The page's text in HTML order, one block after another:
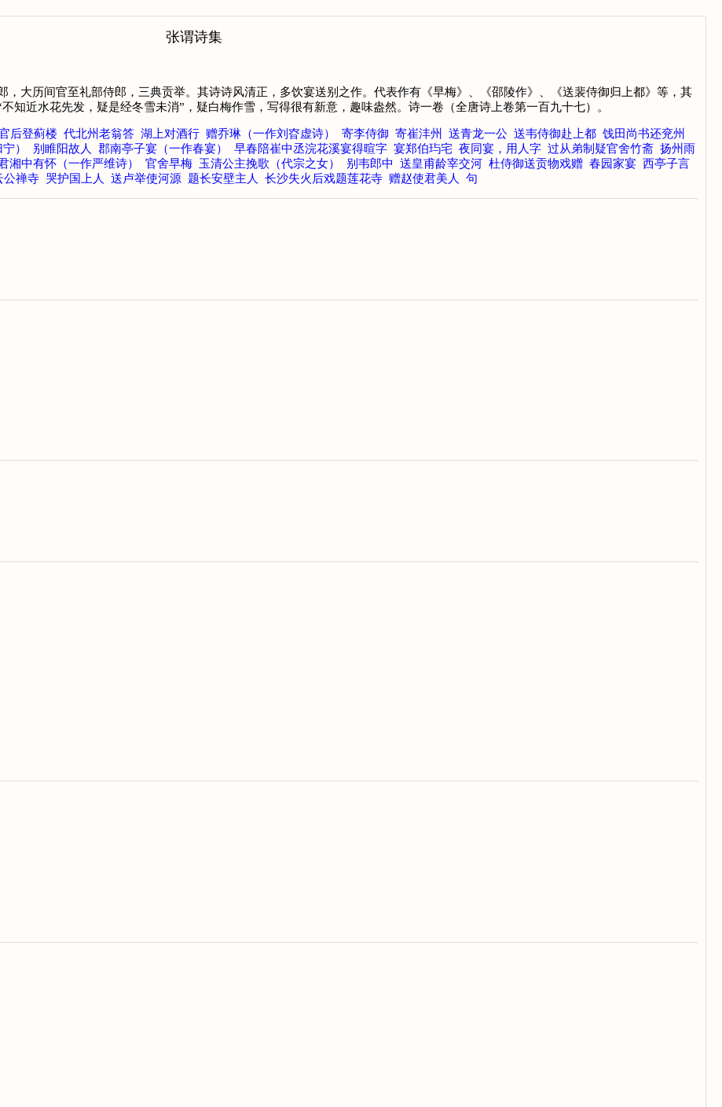
张谓诗集
大历间官至礼部侍郎，三典贡举。其诗诗风清正，多饮宴送别之作。代表作有《早梅》、《邵陵作》、《送裴侍御归上都》等，其
知近水花先发，疑是经冬雪未消”，疑白梅作雪，写得很有新意，趣味盎然。诗一卷（全唐诗上卷第一百九十七）。
后登蓟楼 代北州老翁答 湖上对酒行 赠乔琳（一作刘昚虚诗） 寄李侍御 寄崔沣州 送青龙一公 送韦侍御赴上都 饯田尚书还兖州
） 别睢阳故人 郡南亭子宴（一作春宴） 早春陪崔中丞浣花溪宴得暄字 宴郑伯玙宅 夜同宴，用人字 过从弟制疑官舍竹斋 扬州雨
湘中有怀（一作严维诗） 官舍早梅 玉清公主挽歌（代宗之女） 别韦郎中 送皇甫龄宰交河 杜侍御送贡物戏赠 春园家宴 西亭子言
公禅寺 哭护国上人 送卢举使河源 题长安壁主人 长沙失火后戏题莲花寺 赠赵使君美人 句